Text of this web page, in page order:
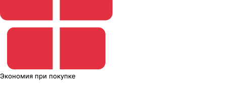
Экономия при покупке